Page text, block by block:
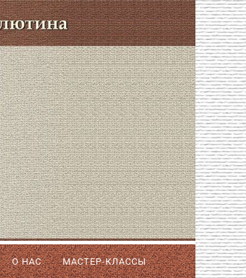
О НАС МАСТЕР-КЛАССЫ